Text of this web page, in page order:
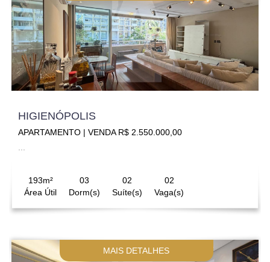
HIGIENÓPOLIS
APARTAMENTO | VENDA R$ 2.550.000,00
193m²
Área Útil
03
Dorm(s)
02
Suíte(s)
02
Vaga(s)
MAIS DETALHES